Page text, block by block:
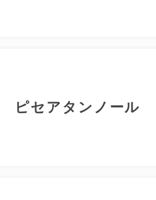
ピセアタンノール